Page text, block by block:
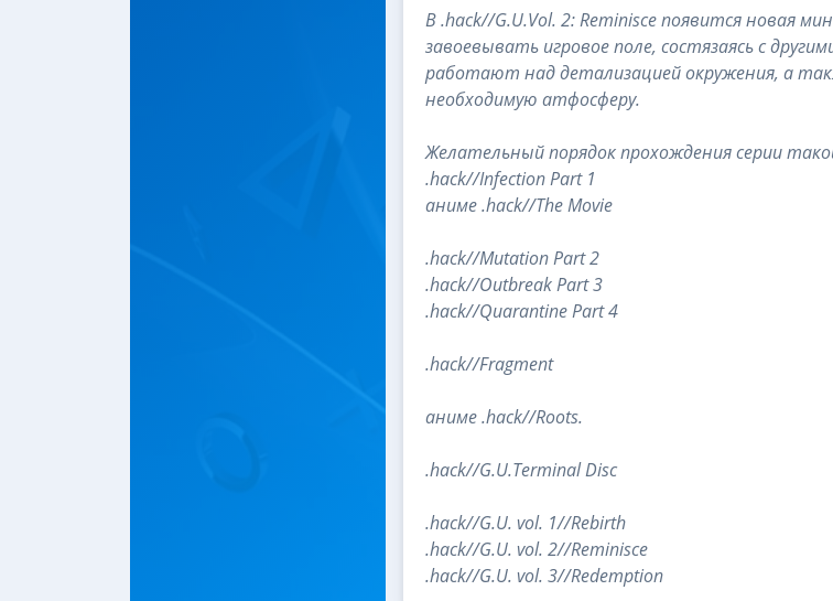
В .hack//G.U.Vol. 2: Reminisce появится новая
завоевывать игровое поле, состязаясь с
работают над детализацией окружения, а
необходимую атфосферу.
Желательный порядок прохождения серии
.hack//Infection Part 1
аниме .hack//The Movie
.hack//Mutation Part 2
.hack//Outbreak Part 3
.hack//Quarantine Part 4
.hack//Fragment
аниме .hack//Roots.
.hack//G.U.Terminal Disc
.hack//G.U. vol. 1//Rebirth
.hack//G.U. vol. 2//Reminisce
.hack//G.U. vol. 3//Redemption